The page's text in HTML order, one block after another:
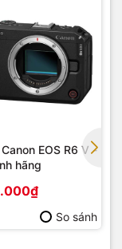
EOS R6 V -
hãng
So sánh